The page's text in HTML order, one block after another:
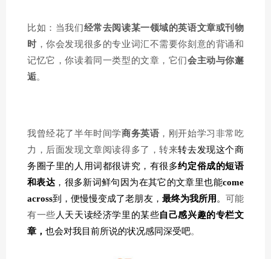
比如：当我们经常去阅读某一领域的英语文章或刊物
时，你会发现很多的专业词汇不需要你刻意的背诵和
记忆它，你读着同一类型的文章，它们会主动与你邂
逅。
我曾经花了半年时间学商务英语 ，刚开始学习非常吃
力，后面发现文章阅读得多了，转来转去发现这个商
务圈子里的人用词都很讲究，有很多约定俗成的短语
和表达 ，很多新词鲜句因为在其它的文章里也能come
across到，便慢慢变成了老朋友， 最终为我所用 。 可能
有一些 人天天读经济学里的某些自己感兴趣的专栏文
章， 也会对我目前所说的状况感同深受吧。